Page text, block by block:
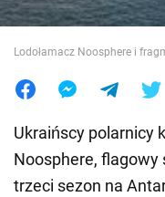
Jedzenie
Lodołamacz Noosphere i
Ukraińscy polarnicy
Noosphere, flagowy
trzeci sezon na